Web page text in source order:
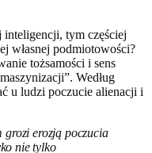
tym częściej
własnej podmiotowości?
tożsamości i sens
Według
u ludzi poczucie alienacji i
grozi erozją poczucia
nie tylko